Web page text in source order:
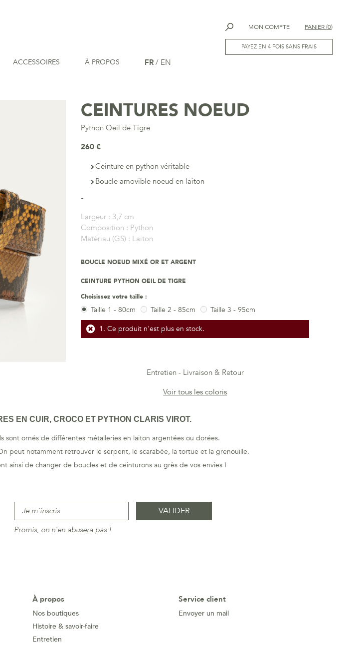
MON COMPTE PANIER(0)
PAYEZ EN 4 FOIS SANS FRAIS
ACCESSOIRES À PROPOS FR / EN
CEINTURES NOEUD
Python Oeil de Tigre
260 €
Ceinture en python véritable
Boucle amovible noeud en laiton
Largeur : 3,7 cm
Composition : Python
Matériau (GS) : Laiton
BOUCLE NOEUD MIXÉ OR ET ARGENT
CEINTURE PYTHON OEIL DE TIGRE
Choisissez votre taille :
Taille 1 - 80cm Taille 2 - 85cm
Taille 3 - 95cm
Ce produit n'est plus en stock.
Entretien
Livraison & Retour
Voir tous les coloris
EN CUIR, CROCO ET PYTHON CLARIS VIROT.
sont ornés de différentes métalleries en laiton argentées ou dorées.
peut notamment retrouver le serpent, le scarabée, la tortue et la grenouille.
ainsi de changer de boucles et de ceinturons au grès de vos envies !
Promis, on n'en abusera pas !
À propos
Nos boutiques
Histoire & savoir-faire
Entretien
Service client
Envoyer un mail